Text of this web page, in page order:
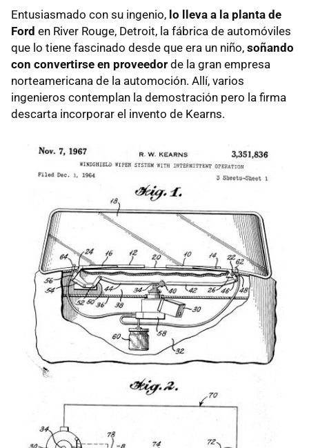
Entusiasmado con su ingenio, lo lleva a la planta de
Ford en River Rouge, Detroit, la fábrica de automóviles
que lo tiene fascinado desde que era un niño, soñando
con convertirse en proveedor de la gran empresa
norteamericana de la automoción. Allí, varios
ingenieros contemplan la demostración pero la firma
descarta incorporar el invento de Kearns.